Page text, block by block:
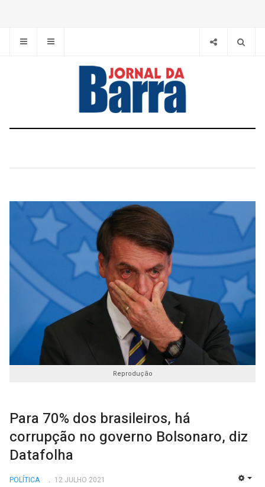
Reprodução
Para 70% dos brasileiros, há
corrupção no governo Bolsonaro, diz
Datafolha
POLÍTICA 12 JULHO 2021